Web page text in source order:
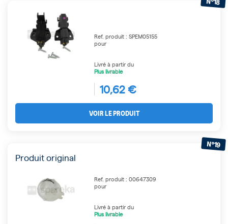
Ref. produit : SPEM05155
pour
Livré à partir du
Plus livrable
10,62 €
VOIR LE PRODUIT
Produit original
N°19
Ref. produit : 00647309
pour
Livré à partir du
Plus livrable